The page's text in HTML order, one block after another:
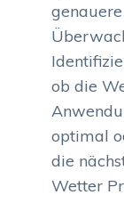
ob die
optimal
die
Wetter